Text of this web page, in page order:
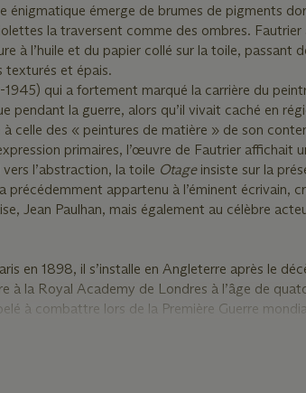
énigmatique émerge de brumes de pigments
la traversent comme des ombres. Fautrier
à l’huile et du papier collé sur la toile, passant
texturés et épais.
qui a fortement marqué la carrière du
pendant la guerre, alors qu’il vivait caché en
celle des « peintures de matière » de son
primaires, l’œuvre de Fautrier affichait
l’abstraction, la toile Otage insiste sur la
appartenu à l’éminent écrivain,
Jean Paulhan, mais également au célèbre
en 1898, il s’installe en Angleterre après le
à la Royal Academy de Londres à l’âge de
à combattre lors de la Première Guerre
» à Paris. Son succès modéré le conduit à